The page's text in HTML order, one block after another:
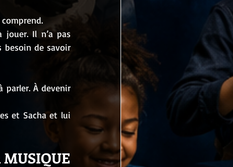
Il n’a pas
besoin de savoir
parler. À devenir
et Sacha et lui
MUSIQUE